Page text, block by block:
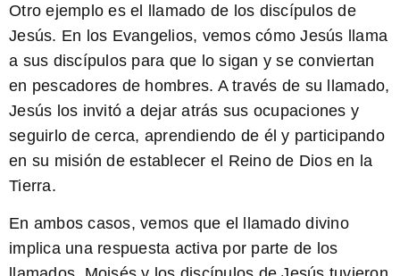
Otro ejemplo es el llamado de los discípulos de
Jesús. En los Evangelios, vemos cómo Jesús llama
a sus discípulos para que lo sigan y se conviertan
en pescadores de hombres. A través de su llamado,
Jesús los invitó a dejar atrás sus ocupaciones y
seguirlo de cerca, aprendiendo de él y participando
en su misión de establecer el Reino de Dios en la
Tierra.
En ambos casos, vemos que el llamado divino
implica una respuesta activa por parte de los